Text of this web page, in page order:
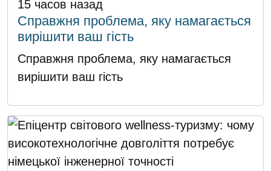
15 часов назад
Справжня проблема, яку намагається
вирішити ваш гість
Справжня проблема, яку намагається
вирішити ваш гість